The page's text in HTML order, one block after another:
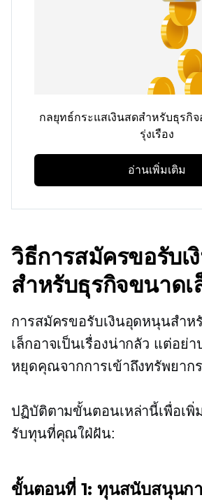
กลยุทธ์กระแสเงินสดสำหรับธุรกิ
รุ่งเรือง
อ่านเพิ่มเติม
วิธีการสมัครขอรับ
สำหรับธุรกิจขนาดเ
การสมัครขอรับเงินอุดหนุนสำห
เล็กอาจเป็นเรื่องน่ากลัว แต่อย่
หยุดคุณจากการเข้าถึงทรัพยาก
ปฏิบัติตามขั้นตอนเหล่านี้เพื่อเพิ่
รับทุนที่คุณใฝ่ฝัน:
ขั้นตอนที่ 1: ทุนสนับสนุนก